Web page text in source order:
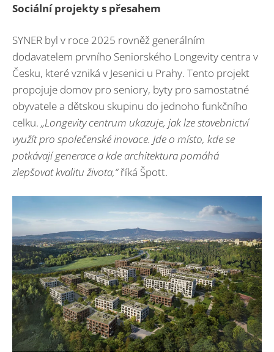
Sociální projekty s přesahem
SYNER byl v roce 2025 rovněž generálním
dodavatelem prvního Seniorského Longevity centra v
Česku, které vzniká v Jesenici u Prahy. Tento projekt
propojuje domov pro seniory, byty pro samostatné
obyvatele a dětskou skupinu do jednoho funkčního
celku. „Longevity centrum ukazuje, jak lze stavebnictví
využít pro společenské inovace. Jde o místo, kde se
potkávají generace a kde architektura pomáhá
zlepšovat kvalitu života,“říká Špott.